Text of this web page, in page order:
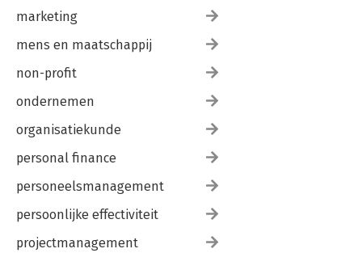
marketing
mens en maatschappij
non-profit
ondernemen
organisatiekunde
personal finance
personeelsmanagement
persoonlijke effectiviteit
projectmanagement